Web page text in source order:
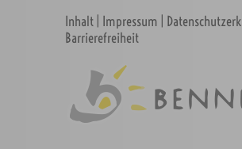
Inhalt Impressum
Barrierefreiheit